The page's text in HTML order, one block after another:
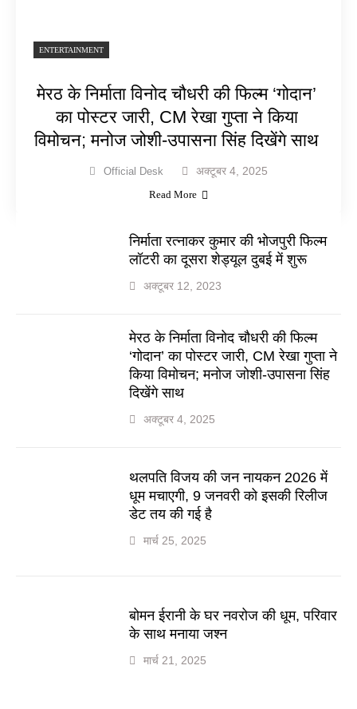
ENTERTAINMENT
मेरठ के निर्माता विनोद चौधरी की फिल्म ‘गोदान’
का पोस्टर जारी, CM रेखा गुप्ता ने किया
विमोचन; मनोज जोशी-उपासना सिंह दिखेंगे साथ
Official Desk अक्टूबर 4, 2025
Read More
निर्माता रत्नाकर कुमार की भोजपुरी फिल्म
लॉटरी का दूसरा शेड्यूल दुबई में शुरू
अक्टूबर 12, 2023
मेरठ के निर्माता विनोद चौधरी की फिल्म
‘गोदान’ का पोस्टर जारी, CM रेखा गुप्ता ने
किया विमोचन; मनोज जोशी-उपासना सिंह
दिखेंगे साथ
अक्टूबर 4, 2025
थलपति विजय की जन नायकन 2026 में
धूम मचाएगी, 9 जनवरी को इसकी रिलीज
डेट तय की गई है
मार्च 25, 2025
बोमन ईरानी के घर नवरोज की धूम, परिवार
के साथ मनाया जश्न
मार्च 21, 2025